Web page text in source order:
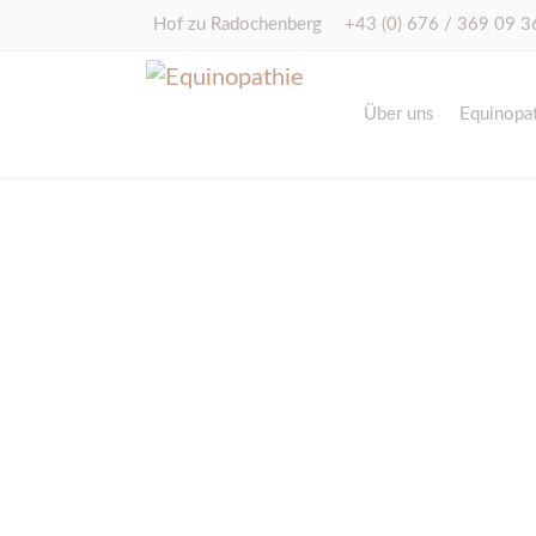
Hof zu Radochenberg +43 (0) 676 / 369 09
Über uns